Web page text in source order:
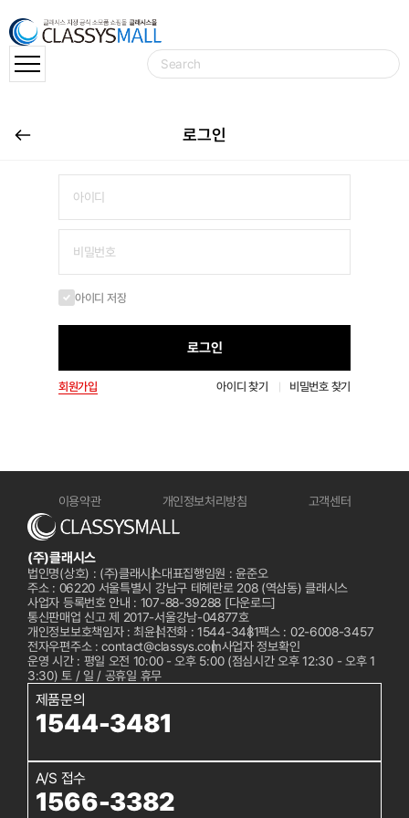
로그인
아이디 저장
로그인
회원가입 아이디 찾기 비밀번호 찾기
이용약관 개인정보처리방침 고객센터
(주)클래시스
법인명(상호) : (주)클래시스대표집행임원 : 윤준오
주소 : 06220 서울특별시 강남구 테헤란로 208 (역삼동) 클래시스
사업자 등록번호 안내 : 107-88-39288 [다운로드]
통신판매업 신고 제 2017-서울강남-04877호
개인정보보호책임자 : 최윤석전화 : 1544-3481팩스 : 02-6008-3457
전자우편주소 : contact@classys.com사업자 정보확인
운영 시간 : 평일 오전 10:00 - 오후 5:00 (점심시간 오후 12:30 - 오후 1
3:30) 토 / 일 / 공휴일 휴무
제품문의
1544-3481
A/S 접수
1566-3382